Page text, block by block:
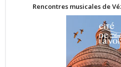
Rencontres musicales de